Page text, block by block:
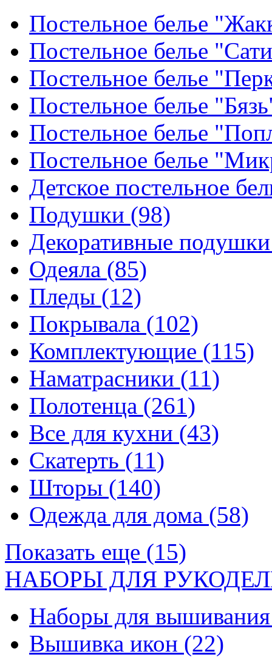
Постельное белье
Постельное белье
Постельное белье
Постельное белье
Постельное белье
Постельное белье
Детское постельное
Подушки (98)
Декоративные
Одеяла (85)
Пледы (12)
Покрывала (102)
Комплектующие (115)
Наматрасники (11)
Полотенца (261)
Все для кухни (43)
Скатерть (11)
Шторы (140)
Одежда для дома (58)
Показать еще (15)
НАБОРЫ ДЛЯ
Наборы для
Вышивка икон (22)